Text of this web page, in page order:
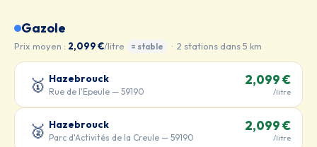
Gazole
Prix moyen : 2,099 €/litre = stable · 2 stations dans 5 km
🥇 Hazebrouck
Rue de l'Epeule — 59190
2,099 €
/litre
🥈 Hazebrouck
Parc d'Activités de la Creule — 59190
2,099 €
/litre